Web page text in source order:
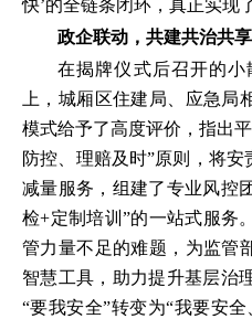
快’的全链条闭环，真正实现
政企联动，共建共治共
在揭牌仪式后召开的
上，城厢区住建局、应急局
模式给予了高度评价，指出
防控、理赔及时”原则，将
减量服务，组建了专业风控
检+定制培训”的一站式服务
管力量不足的难题，为监管
智慧工具，助力提升基层治
“要我安全”转变为“我要安